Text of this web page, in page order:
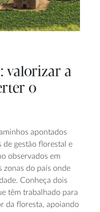
valorizar a
o
apontados
de gestão florestal e
observados em
zonas do país onde
Conheça dois
têm trabalhado para
da floresta, apoiando